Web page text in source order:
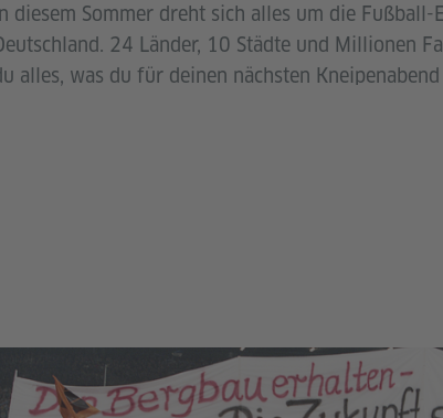
diesem Sommer dreht sich alles um die Fußball-
24 Länder, 10 Städte und Millionen
alles, was du für deinen nächsten